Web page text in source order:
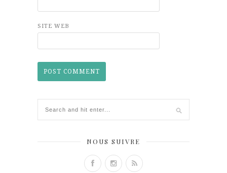
SITE WEB
NOUS SUIVRE